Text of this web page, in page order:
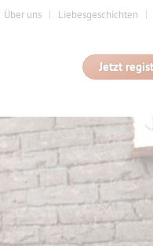
Über uns Liebesgeschichten
Jetzt